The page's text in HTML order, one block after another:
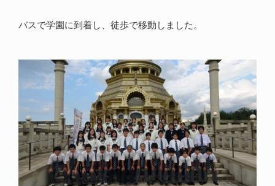
バスで学園に到着し、徒歩で移動しました。